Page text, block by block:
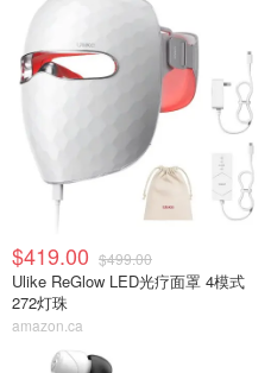
$419.00 $499.00
Ulike ReGlow LED光疗面罩 4模式
272灯珠
amazon.ca